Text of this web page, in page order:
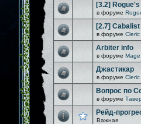
[3.2]
в форуме
[2.7] Cabalist
в форуме Cleric
Arbiter info
в форуме Mage
Джастикар
в форуме Cleric
Вопрос по
в форуме
Рейд-
Важная